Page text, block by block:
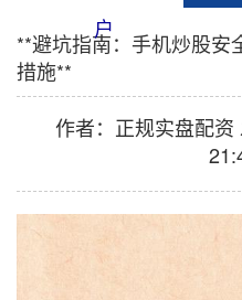
户
**避坑指南：手机炒股安
措施**
作者：正规实盘配资